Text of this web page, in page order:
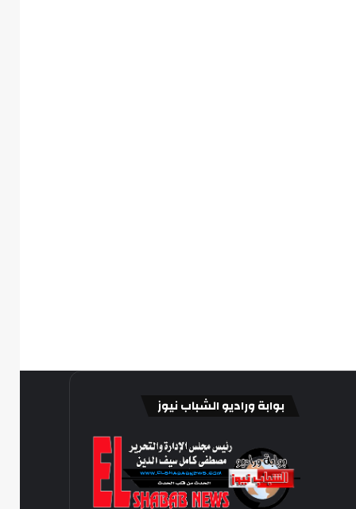
بوابة وراديو الشباب نيوز